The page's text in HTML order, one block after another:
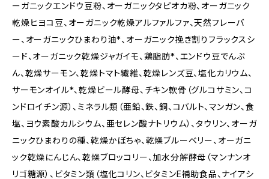
ーガニックエンドウ豆粉、オーガニックタピオカ粉、オーガニック
乾燥ヒヨコ豆、オーガニック乾燥アルファルファ、天然フレーバ
ー、オーガニックひまわり油*、オーガニック挽き割りフラックスシ
ード、オーガニック乾燥ジャガイモ、鶏脂肪*、エンドウ豆でんぷ
ん、乾燥サーモン、乾燥トマト繊維、乾燥レンズ豆、塩化カリウム、
サーモンオイル*、乾燥ビール酵母、チキン軟骨（グルコサミン、コ
ンドロイチン源）、ミネラル類（亜鉛、鉄、銅、コバルト、マンガン、食
塩、ヨウ素酸カルシウム、亜セレン酸ナトリウム）、タウリン、オーガ
ニックひまわりの種、乾燥かぼちゃ、乾燥ブルーベリー、オーガニ
ック乾燥にんじん、乾燥ブロッコリー、加水分解酵母（マンナンオ
リゴ糖源）、ビタミン類（塩化コリン、ビタミンE補助食品、ナイアシ